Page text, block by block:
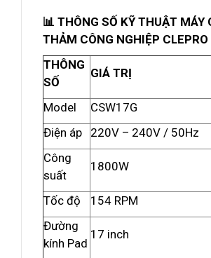
📊 THÔNG SỐ KỸ THUẬT MÁY
THẢM CÔNG NGHIỆP
THÔNG
SỐ
GIÁ TRỊ
Model
CSW17G
Điện áp
220V – 240V / 50Hz
Công
suất
1800W
Tốc độ
154 RPM
Đường
kính Pad
17 inch